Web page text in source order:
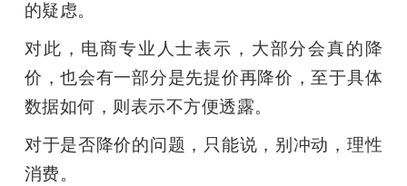
的疑虑。
对此，电商专业人士表示，大部分会真的降
价，也会有一部分是先提价再降价，至于具体
数据如何，则表示不方便透露。
对于是否降价的问题，只能说，别冲动，理性
消费。